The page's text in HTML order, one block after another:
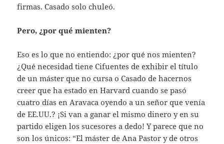
firmas. Casado solo chuleó.
Pero, ¿por qué mienten?
Eso es lo que no entiendo: ¿por qué nos mienten?
¿Qué necesidad tiene Cifuentes de exhibir el título
de un máster que no cursa o Casado de hacernos
creer que ha estado en Harvard cuando se pasó
cuatro días en Aravaca oyendo a un señor que venía
de EE.UU.? ¡Si van a ganar el mismo dinero y en su
partido eligen los sucesores a dedo! Y parece que no
son los únicos: “El máster de Ana Pastor y de otros